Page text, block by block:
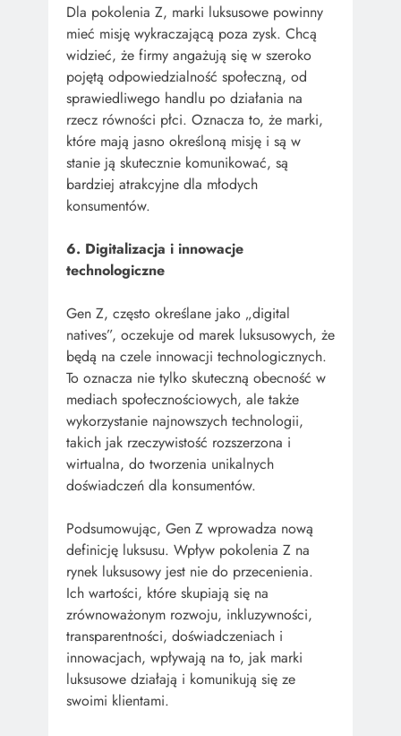
Dla pokolenia Z, marki luksusowe powinny
mieć misję wykraczającą poza zysk. Chcą
widzieć, że firmy angażują się w szeroko
pojętą odpowiedzialność społeczną, od
sprawiedliwego handlu po działania na
rzecz równości płci. Oznacza to, że marki,
które mają jasno określoną misję i są w
stanie ją skutecznie komunikować, są
bardziej atrakcyjne dla młodych
konsumentów.
6. Digitalizacja i innowacje
technologiczne
Gen Z, często określane jako „digital
natives”, oczekuje od marek luksusowych, że
będą na czele innowacji technologicznych.
To oznacza nie tylko skuteczną obecność w
mediach społecznościowych, ale także
wykorzystanie najnowszych technologii,
takich jak rzeczywistość rozszerzona i
wirtualna, do tworzenia unikalnych
doświadczeń dla konsumentów.
Podsumowując, Gen Z wprowadza nową
definicję luksusu. Wpływ pokolenia Z na
rynek luksusowy jest nie do przecenienia.
Ich wartości, które skupiają się na
zrównoważonym rozwoju, inkluzywności,
transparentności, doświadczeniach i
innowacjach, wpływają na to, jak marki
luksusowe działają i komunikują się ze
swoimi klientami.